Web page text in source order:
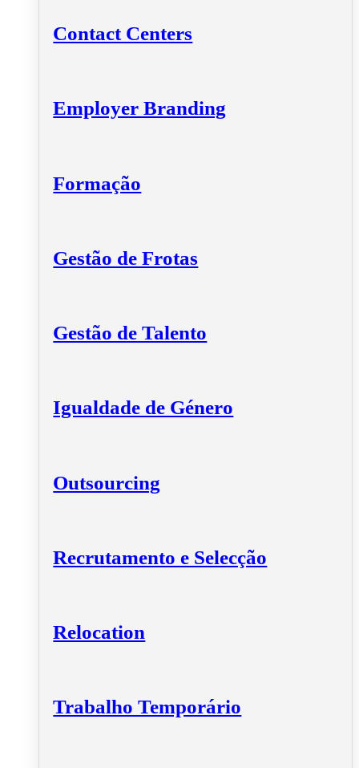
Contact Centers
Employer Branding
Formação
Gestão de Frotas
Gestão de Talento
Igualdade de Género
Outsourcing
Recrutamento e Selecção
Relocation
Trabalho Temporário